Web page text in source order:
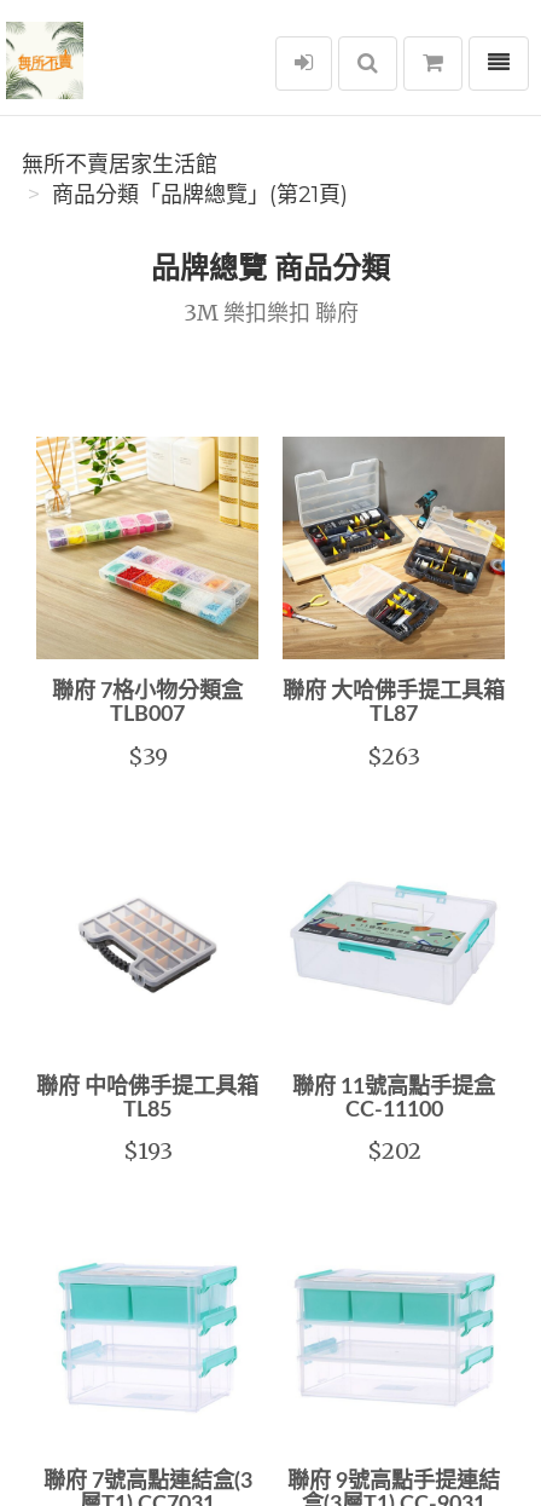
無所不賣居家生活館
選單
無所不賣居家生活館
商品分類「品牌總覽」(第21頁)
品牌總覽 商品分類
3M 樂扣樂扣 聯府
聯府 7格小物分類盒
TLB007
$39
聯府 大哈佛手提工具箱
TL87
$263
聯府 中哈佛手提工具箱
TL85
$193
聯府 11號高點手提盒
CC-11100
$202
聯府 7號高點連結盒(3
聯府 9號高點手提連結